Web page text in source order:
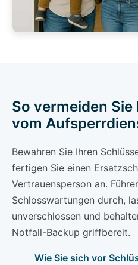
So vermeiden
vom
Bewahren Sie Ihren
fertigen Sie einen
Vertrauensperson an.
Schlosswartungen durch,
unverschlossen und
Notfall-Backup griffbereit.
Wie Sie sich vor